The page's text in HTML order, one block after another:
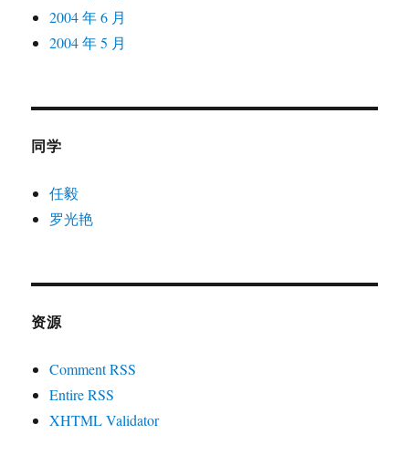
2004 年 6 月
2004 年 5 月
同学
任毅
罗光艳
资源
Comment RSS
Entire RSS
XHTML Validator